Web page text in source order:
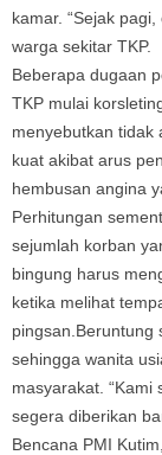
kamar. “Sejak
warga sekitar TKP.
Beberapa dugaan
TKP mulai
menyebutkan tidak
kuat akibat arus
hembusan angina
Perhitungan
sejumlah korban
bingung harus
ketika melihat
pingsan.Beruntung
sehingga wanita
masyarakat.
segera diberikan
Bencana PMI